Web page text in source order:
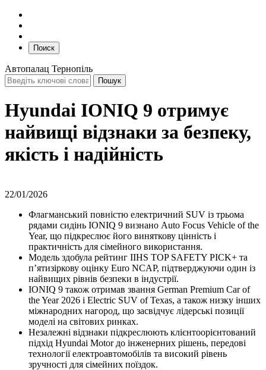
Поиск
Автопалац Тернопіль
Hyundai IONIQ 9 отримує
найвищі відзнаки за безпеку,
якість і надійність
22/01/2026
Флагманський повністю електричний SUV із трьома
рядами сидінь IONIQ 9 визнано Auto Focus Vehicle of the
Year, що підкреслює його виняткову цінність і
практичність для сімейного використання.
Модель здобула рейтинг IIHS TOP SAFETY PICK+ та
п’ятизіркову оцінку Euro NCAP, підтверджуючи один із
найвищих рівнів безпеки в індустрії.
IONIQ 9 також отримав звання German Premium Car of
the Year 2026 і Electric SUV of Texas, а також низку інших
міжнародних нагород, що засвідчує лідерські позиції
моделі на світових ринках.
Незалежні відзнаки підкреслюють клієнтоорієнтований
підхід Hyundai Motor до інженерних рішень, передові
технології електроавтомобілів та високий рівень
зручності для сімейних поїздок.